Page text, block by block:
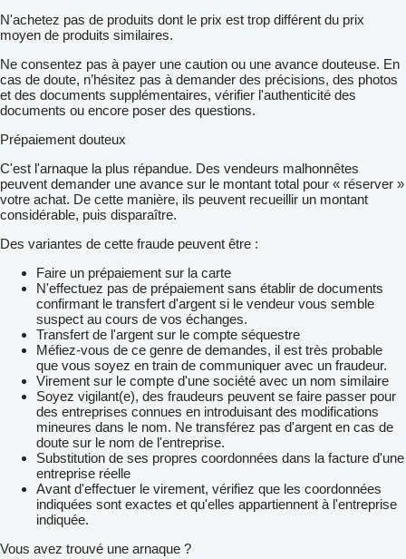
N'achetez pas de produits dont le prix est trop différent du prix
moyen de produits similaires.
Ne consentez pas à payer une caution ou une avance douteuse. En
cas de doute, n’hésitez pas à demander des précisions, des photos
et des documents supplémentaires, vérifier l'authenticité des
documents ou encore poser des questions.
Prépaiement douteux
C'est l'arnaque la plus répandue. Des vendeurs malhonnêtes
peuvent demander une avance sur le montant total pour « réserver »
votre achat. De cette manière, ils peuvent recueillir un montant
considérable, puis disparaître.
Des variantes de cette fraude peuvent être :
Faire un prépaiement sur la carte
N'effectuez pas de prépaiement sans établir de documents
confirmant le transfert d'argent si le vendeur vous semble
suspect au cours de vos échanges.
Transfert de l'argent sur le compte séquestre
Méfiez-vous de ce genre de demandes, il est très probable
que vous soyez en train de communiquer avec un fraudeur.
Virement sur le compte d'une société avec un nom similaire
Soyez vigilant(e), des fraudeurs peuvent se faire passer pour
des entreprises connues en introduisant des modifications
mineures dans le nom. Ne transférez pas d'argent en cas de
doute sur le nom de l'entreprise.
Substitution de ses propres coordonnées dans la facture d'une
entreprise réelle
Avant d'effectuer le virement, vérifiez que les coordonnées
indiquées sont exactes et qu'elles appartiennent à l'entreprise
indiquée.
Vous avez trouvé une arnaque ?